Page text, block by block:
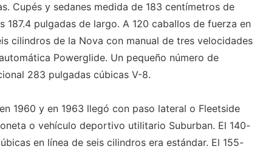
Cupés y sedanes medida de 183 centímetros de
187.4 pulgadas de largo. A 120 caballos de fuerza en
cilindros de la Nova con manual de tres velocidades
Powerglide. Un pequeño número de
283 pulgadas cúbicas V-8.
1960 y en 1963 llegó con paso lateral o Fleetside
o vehículo deportivo utilitario Suburban. El 140-
en línea de seis cilindros era estándar. El 155-